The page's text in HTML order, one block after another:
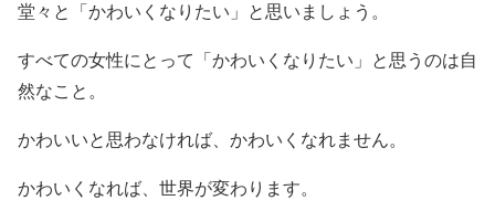
堂々と「かわいくなりたい」と思いましょう。
すべての女性にとって「かわいくなりたい」と思うのは自
然なこと。
かわいいと思わなければ、かわいくなれません。
かわいくなれば、世界が変わります。